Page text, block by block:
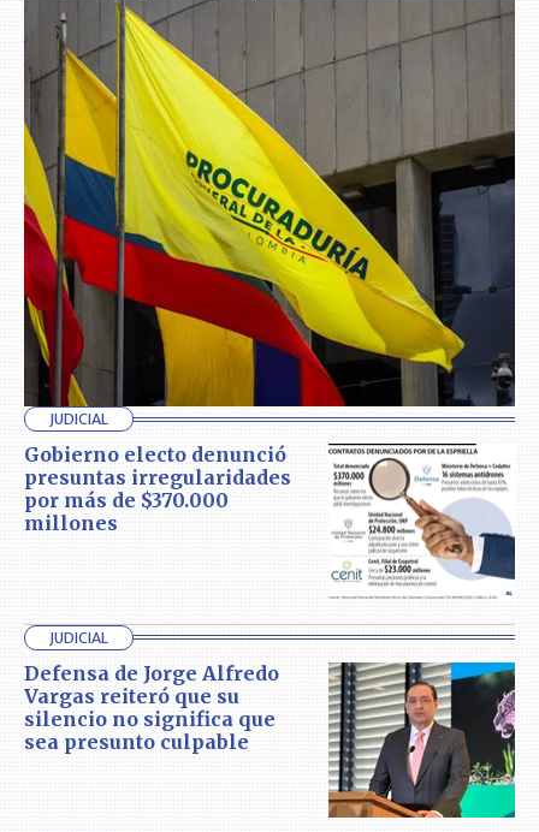
JUDICIAL
Gobierno electo denunció
presuntas irregularidades
por más de $370.000
millones
JUDICIAL
Defensa de Jorge Alfredo
Vargas reiteró que su
silencio no significa que
sea presunto culpable